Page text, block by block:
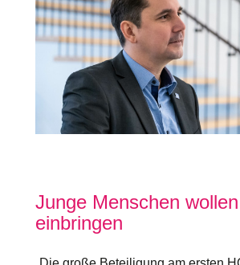
Junge Menschen
einbringen